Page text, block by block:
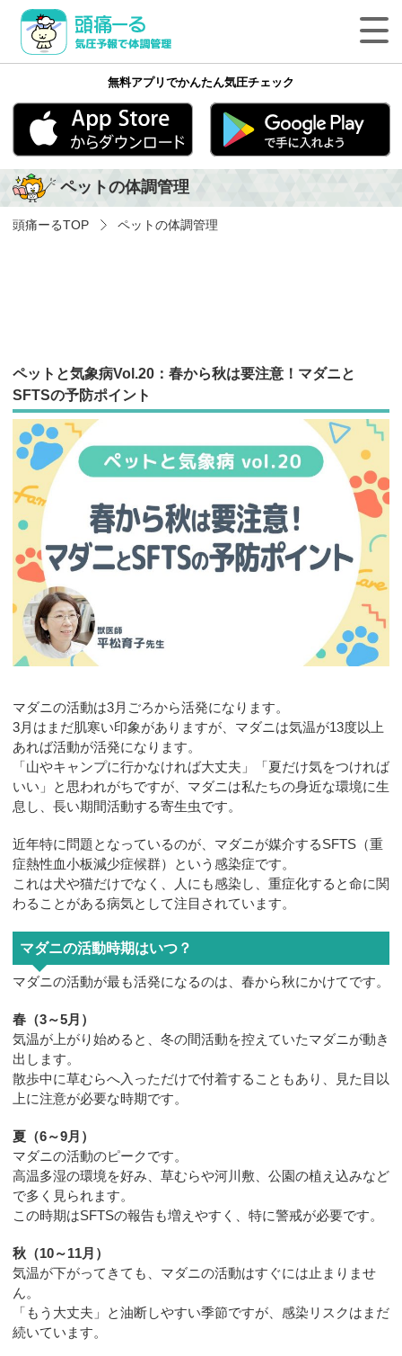
頭痛ーる 気圧予報で体調管理
最新の天気頭痛予報
気象病の基礎知識
気象病を防ぐ方法
法人のみなさまへ
お問合せ
無料アプリでかんたん気圧チェック
ペットの体調管理
頭痛ーるTOP ペットの体調管理
ペットと気象病Vol.20：春から秋は要注意！マダニと
SFTSの予防ポイント
マダニの活動は3月ごろから活発になります。
3月はまだ肌寒い印象がありますが、マダニは気温が13度以上
あれば活動が活発になります。
「山やキャンプに行かなければ大丈夫」「夏だけ気をつければ
いい」と思われがちですが、マダニは私たちの身近な環境に生
息し、長い期間活動する寄生虫です。
近年特に問題となっているのが、マダニが媒介するSFTS（重
症熱性血小板減少症候群）という感染症です。
これは犬や猫だけでなく、人にも感染し、重症化すると命に関
わることがある病気として注目されています。
マダニの活動時期はいつ？
マダニの活動が最も活発になるのは、春から秋にかけてです。
春（3～5月）
気温が上がり始めると、冬の間活動を控えていたマダニが動き
出します。
散歩中に草むらへ入っただけで付着することもあり、見た目以
上に注意が必要な時期です。
夏（6～9月）
マダニの活動のピークです。
高温多湿の環境を好み、草むらや河川敷、公園の植え込みなど
で多く見られます。
この時期はSFTSの報告も増えやすく、特に警戒が必要です。
秋（10～11月）
気温が下がってきても、マダニの活動はすぐには止まりませ
ん。
「もう大丈夫」と油断しやすい季節ですが、感染リスクはまだ
続いています。